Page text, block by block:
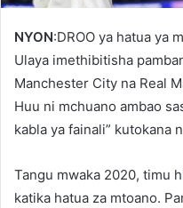
NYON:DROO ya hatua ya
Ulaya imethibitisha
Manchester City na Real
Huu ni mchuano ambao
kabla ya fainali” kutokana
Tangu mwaka 2020, timu
katika hatua za mtoano.